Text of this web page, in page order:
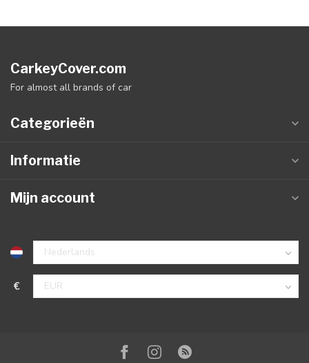
CarkeyCover.com
For almost all brands of car
Categorieën
Informatie
Mijn account
€